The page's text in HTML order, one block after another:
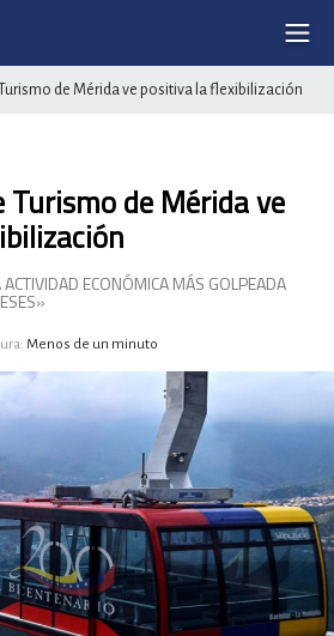
de Mérida ve positiva la flexibilización
Turismo de Mérida ve
ECONÓMICA MÁS GOLPEADA
Menos de un minuto